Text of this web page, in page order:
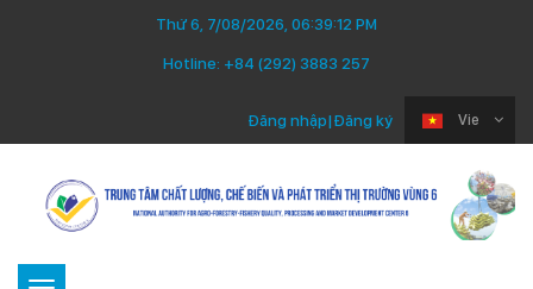
Thứ 6, 7/08/2026, 06:39:12 PM
Hotline: +84 (292) 3883 257
Vie
Đăng nhập|Đăng ký